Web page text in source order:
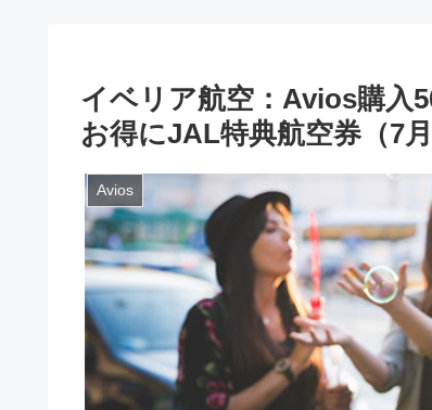
イベリア航空：Avios購入
お得にJAL特典航空券（7月
Avios